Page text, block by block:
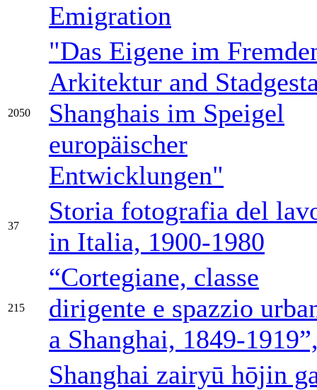
Emigration
2050
"Das Eigene im
Arkitektur and
Shanghais im Speigel
europäischer
Entwicklungen"
37
Storia fotografia del
in Italia, 1900-1980
215
“Cortegiane, classe
dirigente e spazzio
a Shanghai, 1849-
Shanghai zairyū hōjin